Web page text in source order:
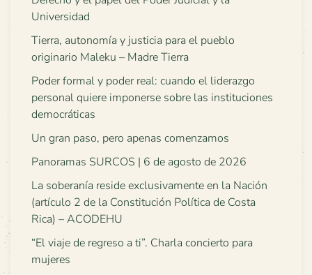
Universidad
Tierra, autonomía y justicia para el pueblo
originario Maleku – Madre Tierra
Poder formal y poder real: cuando el liderazgo
personal quiere imponerse sobre las instituciones
democráticas
Un gran paso, pero apenas comenzamos
Panoramas SURCOS | 6 de agosto de 2026
La soberanía reside exclusivamente en la Nación
(artículo 2 de la Constitución Política de Costa
Rica) – ACODEHU
“El viaje de regreso a ti”. Charla concierto para
mujeres